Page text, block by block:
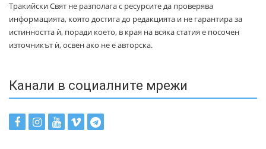
Тракийски Свят не разполага с ресурсите да проверява
информацията, която достига до редакцията и не гарантира за
истинността ѝ, поради което, в края на всяка статия е посочен
източникът ѝ, освен ако не е авторска.
Канали в социалните мрежи